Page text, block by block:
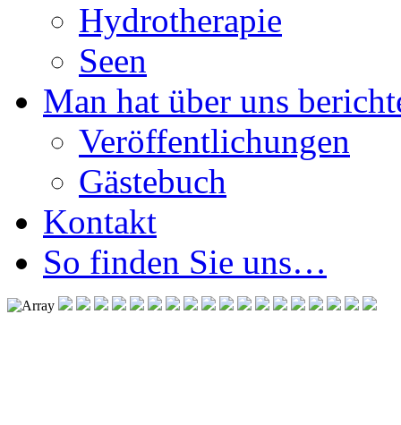
Hydrotherapie
Seen
Man hat über uns
Veröffentlichungen
Gästebuch
Kontakt
So finden Sie uns…